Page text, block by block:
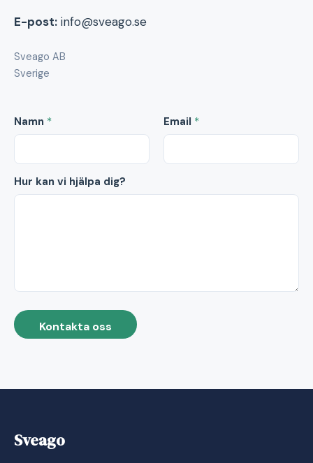
E-post: info@sveago.se
Sveago AB
Sverige
Namn * Email *
Hur kan vi hjälpa dig?
Kontakta oss
Sveago